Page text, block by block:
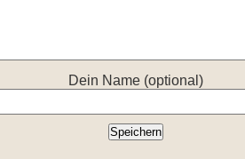
Dein Name (optional)